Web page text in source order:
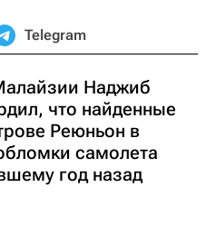
Telegram
Наджиб
что найденные
Реюньон в
самолета
год назад